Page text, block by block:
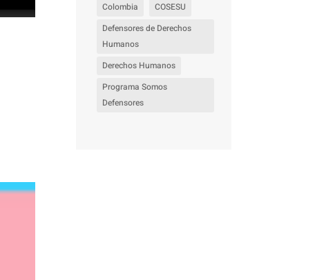
Colombia
COSESU
Defensores de Derechos
Humanos
Derechos Humanos
Programa Somos
Defensores